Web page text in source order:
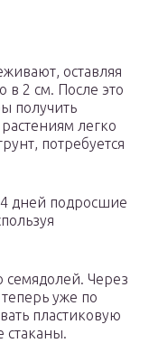
оставляя
в 2 см. После это
получить
легко
потребуется
дней подросшие
семядолей. Через
уже по
пластиковую